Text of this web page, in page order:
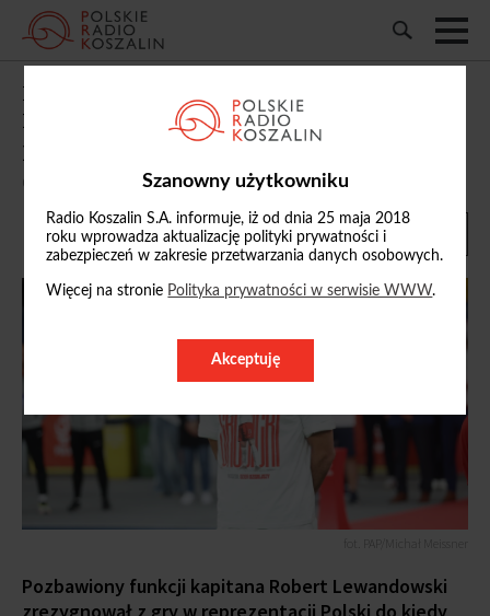
Szanowny użytkowniku
Radio Koszalin S.A. informuje, iż od dnia 25 maja 2018
roku wprowadza aktualizację polityki prywatności i
zabezpieczeń w zakresie przetwarzania danych osobowych.
Więcej na stronie Polityka prywatności w serwisie WWW.
Akceptuję
Pozbawiony funkcji kapitana
Lewandowski rezygnuje z gry w kadrze
pod wodzą Michała Probierza
09/06/2025, 08:11
Pozbawiony funkcji kapitana Robert Lewandowski
zrezygnował z gry w reprezentacji Polski do kiedy